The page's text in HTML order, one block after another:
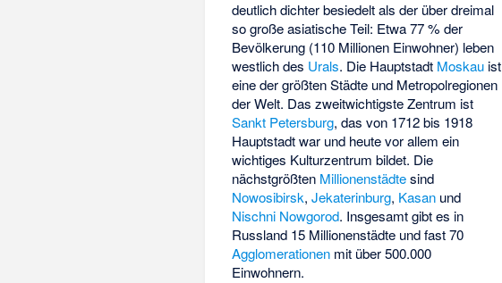
deutlich dichter besiedelt als der über dreimal
so große asiatische Teil: Etwa 77 % der
Bevölkerung (110 Millionen Einwohner) leben
westlich des Urals. Die Hauptstadt Moskau ist
eine der größten Städte und Metropolregionen
der Welt. Das zweitwichtigste Zentrum ist
Sankt Petersburg, das von 1712 bis 1918
Hauptstadt war und heute vor allem ein
wichtiges Kulturzentrum bildet. Die
nächstgrößten Millionenstädtesind
Nowosibirsk,Jekaterinburg, Kasan und
Nischni Nowgorod. Insgesamt gibt es in
Russland 15 Millionenstädte und fast 70
Agglomerationen mit über 500.000
Einwohnern.